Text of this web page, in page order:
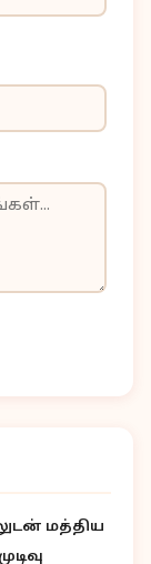
மத்திய